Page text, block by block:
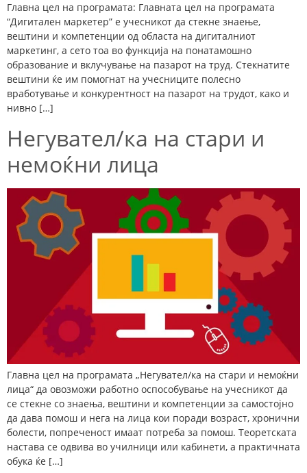
Главна цел на програмата: Главната цел на програмата
“Дигитален маркетер” е учесникот да стекне знаење,
вештини и компетенции од областа на дигиталниот
маркетинг, а сето тоа во функција на понатамошно
образование и вклучување на пазарот на труд. Стекнатите
вештини ќе им помогнат на учесниците полесно
вработување и конкурентност на пазарот на трудот, како и
нивно […]
Негувател/ка на стари и
немоќни лица
Главна цел на програмата „Негувател/ка на стари и немоќни
лица“ да овозможи работно оспособување на учесникот да
се стекне со знаења, вештини и компетенции за самостојно
да дава помош и нега на лица кои поради возраст, хронични
болести, попреченост имаат потреба за помош. Теоретската
настава се одвива во училници или кабинети, а практичната
обука ќе […]